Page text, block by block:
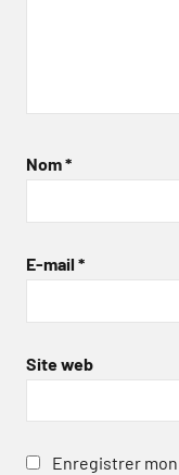
Nom*
E-mail *
Site web
Enregistrer